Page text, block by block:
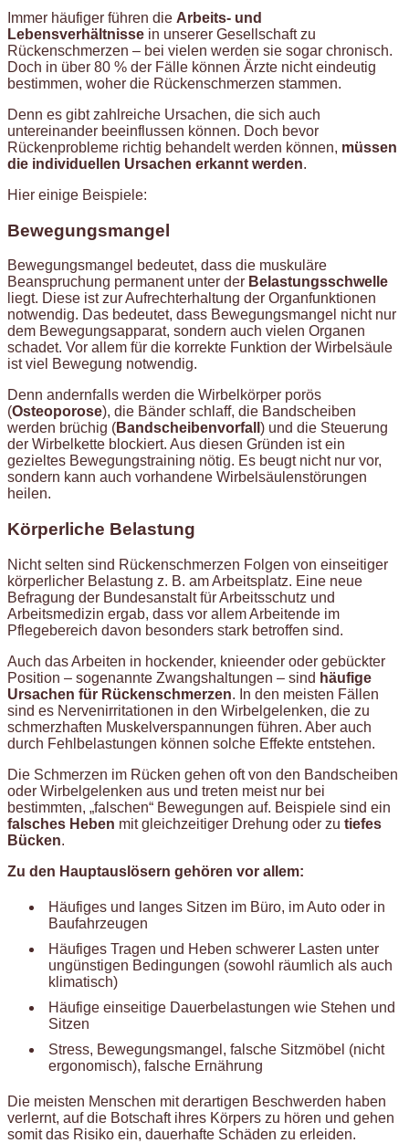
Immer häufiger führen die Arbeits- und
Lebensverhältnisse in unserer Gesellschaft zu
Rückenschmerzen – bei vielen werden sie sogar chronisch.
Doch in über 80 % der Fälle können Ärzte nicht eindeutig
bestimmen, woher die Rückenschmerzen stammen.
Denn es gibt zahlreiche Ursachen, die sich auch
untereinander beeinflussen können. Doch bevor
Rückenprobleme richtig behandelt werden können, müssen
die individuellen Ursachen erkannt werden.
Hier einige Beispiele:
Bewegungsmangel
Bewegungsmangel bedeutet, dass die muskuläre
Beanspruchung permanent unter der Belastungsschwelle
liegt. Diese ist zur Aufrechterhaltung der Organfunktionen
notwendig. Das bedeutet, dass Bewegungsmangel nicht nur
dem Bewegungsapparat, sondern auch vielen Organen
schadet. Vor allem für die korrekte Funktion der Wirbelsäule
ist viel Bewegung notwendig.
Denn andernfalls werden die Wirbelkörper porös
(Osteoporose), die Bänder schlaff, die Bandscheiben
werden brüchig (Bandscheibenvorfall ) und die Steuerung
der Wirbelkette blockiert. Aus diesen Gründen ist ein
gezieltes Bewegungstraining nötig. Es beugt nicht nur vor,
sondern kann auch vorhandene Wirbelsäulenstörungen
heilen.
Körperliche Belastung
Nicht selten sind Rückenschmerzen Folgen von einseitiger
körperlicher Belastung z. B. am Arbeitsplatz. Eine neue
Befragung der Bundesanstalt für Arbeitsschutz und
Arbeitsmedizin ergab, dass vor allem Arbeitende im
Pflegebereich davon besonders stark betroffen sind.
Auch das Arbeiten in hockender, knieender oder gebückter
Position – sogenannte Zwangshaltungen – sind häufige
Ursachen für Rückenschmerzen. In den meisten Fällen
sind es Nervenirritationen in den Wirbelgelenken, die zu
schmerzhaften Muskelverspannungen führen. Aber auch
durch Fehlbelastungen können solche Effekte entstehen.
Die Schmerzen im Rücken gehen oft von den Bandscheiben
oder Wirbelgelenken aus und treten meist nur bei
bestimmten, „falschen“ Bewegungen auf. Beispiele sind ein
falsches Heben mit gleichzeitiger Drehung oder zu tiefes
Bücken.
Zu den Hauptauslösern gehören vor allem:
Häufiges und langes Sitzen im Büro, im Auto oder in
Baufahrzeugen
Häufiges Tragen und Heben schwerer Lasten unter
ungünstigen Bedingungen (sowohl räumlich als auch
klimatisch)
Häufige einseitige Dauerbelastungen wie Stehen und
Sitzen
Stress, Bewegungsmangel, falsche Sitzmöbel (nicht
ergonomisch), falsche Ernährung
Die meisten Menschen mit derartigen Beschwerden haben
verlernt, auf die Botschaft ihres Körpers zu hören und gehen
somit das Risiko ein, dauerhafte Schäden zu erleiden.